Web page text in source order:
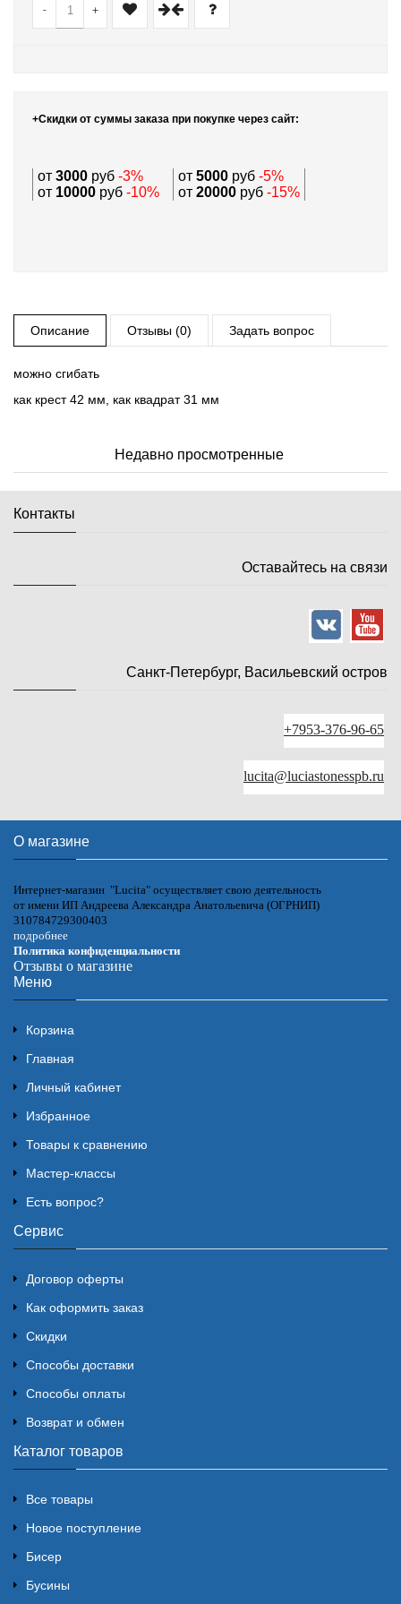
- +
+Скидки от суммы заказа при покупке через сайт:
от 3000 руб -3% от 5000 руб -5%
от 10000 руб -10% от 20000 руб -15%
Описание Отзывы (0) Задать вопрос
можно сгибать
как крест 42 мм, как квадрат 31 мм
Недавно просмотренные
Контакты
Оставайтесь на связи
Санкт-Петербург, Васильевский остров
+7953-376-96-65
lucita@luciastonesspb.ru
О магазине
Интернет-магазин "Lucita" осуществляет свою деятельность
от имени ИП Андреева Александра Анатольевича (ОГРНИП)
310784729300403
подробнее
Политика конфиденциальности
Отзывы о магазине
Меню
Корзина
Главная
Личный кабинет
Избранное
Товары к сравнению
Мастер-классы
Есть вопрос?
Сервис
Договор оферты
Как оформить заказ
Скидки
Способы доставки
Способы оплаты
Возврат и обмен
Каталог товаров
Все товары
Новое поступление
Бисер
Бусины